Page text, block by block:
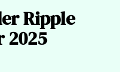
Ripple
2025